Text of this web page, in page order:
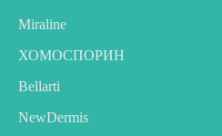
Miraline
ХОМОСПОРИН
Bellarti
NewDermis